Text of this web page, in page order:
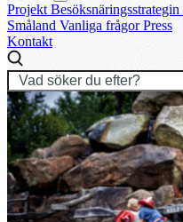
Projekt Besöksnäringsstrategin
Småland Vanliga frågorPress
Kontakt